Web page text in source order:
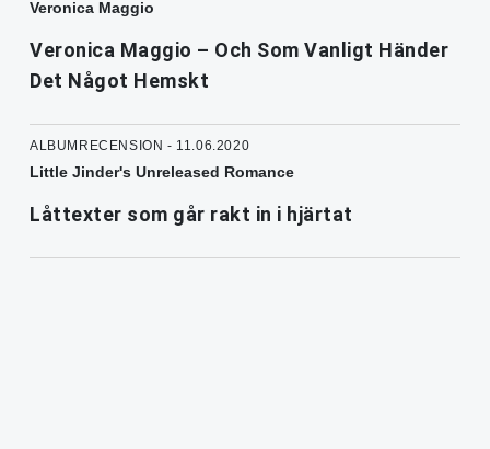
Veronica Maggio
Veronica Maggio – Och Som Vanligt Händer
Det Något Hemskt
ALBUMRECENSION - 11.06.2020
Little Jinder's Unreleased Romance
Låttexter som går rakt in i hjärtat